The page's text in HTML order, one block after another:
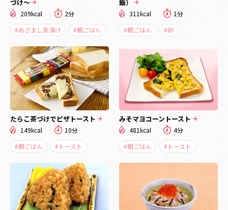
づけ～
209kcal
2分
#めざまし茶漬け
#朝ごはん
飯）
311kcal
1分
#朝ごはん
#卵
たらこ茶づけでピザトースト
149kcal
10分
#朝ごはん
#トースト
みそマヨコーントースト
481kcal
4分
#朝ごはん
#トースト